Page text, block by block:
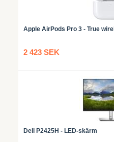
Apple AirPods Pro 3 - True
2 423 SEK
Dell P2425H - LED-skärm